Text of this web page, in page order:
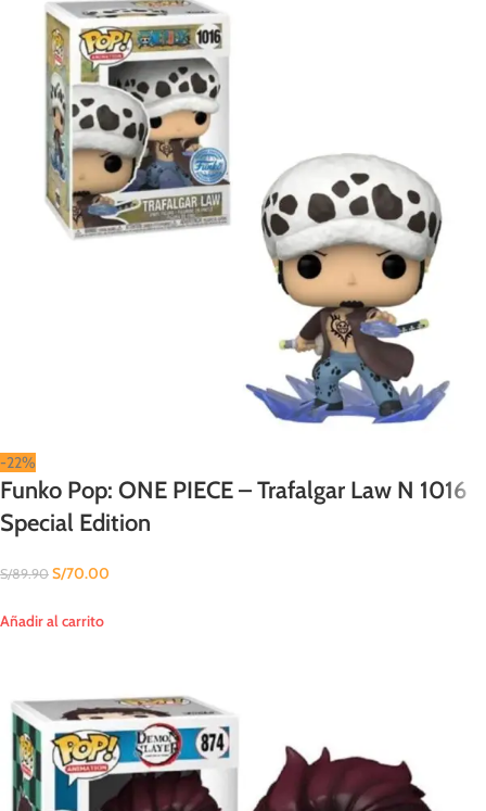
-22%
Funko Pop: ONE PIECE – Trafalgar Law N 1016
Special Edition
S/89.90 S/70.00
Añadir al carrito